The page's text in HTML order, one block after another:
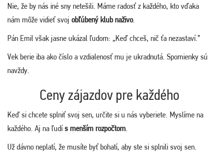
Nie, že by nás iné sny netešili. Máme radosť z každého, kto vďaka
nám môže vidieť svoj obľúbený klub naživo.
Pán Emil však jasne ukázal ľudom: „Keď chceš, nič ťa nezastaví.”
Vek berie iba ako číslo a vzdialenosť mu je ukradnutá. Spomienky sú
navždy.
Ceny zájazdov pre každého
Keď si chcete splniť svoj sen, určite si u nás vyberiete. Myslíme na
každého. Aj na ľudís menším rozpočtom
Už dávno neplatí, že musíte byť bohatí, aby ste si splnili svoj sen.